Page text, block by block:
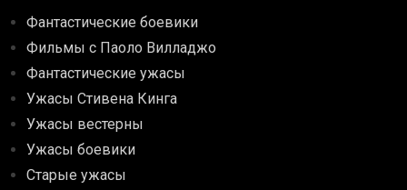
Фантастические боевики
Фильмы с Паоло Вилладжо
Фантастические ужасы
Ужасы Стивена Кинга
Ужасы вестерны
Ужасы боевики
Старые ужасы